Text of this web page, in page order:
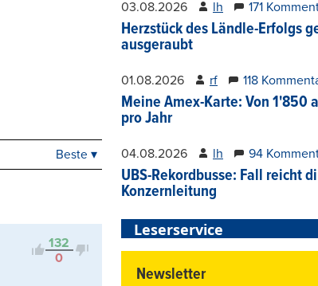
Beste ▾
132
0
03.08.2026 lh 171
Herzstück des Ländle-Erfolgs
ausgeraubt
01.08.2026 rf 118
Meine Amex-Karte: Von 1'850
pro Jahr
04.08.2026 lh 94
UBS-Rekordbusse: Fall reicht
Konzernleitung
Leserservice
Newsletter